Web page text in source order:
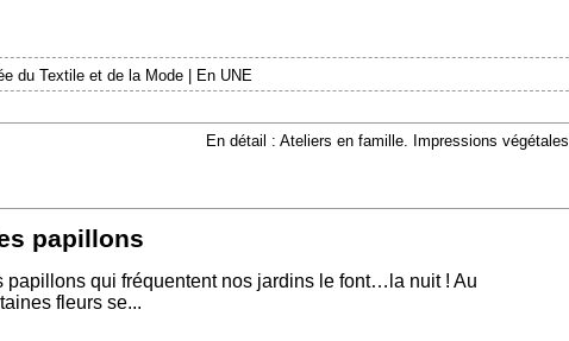
du Textile et de la Mode | En UNE
En détail : Ateliers en famille. Impressions végétales
papillons
papillons qui fréquentent nos jardins le font…la nuit ! Au
fleurs se...